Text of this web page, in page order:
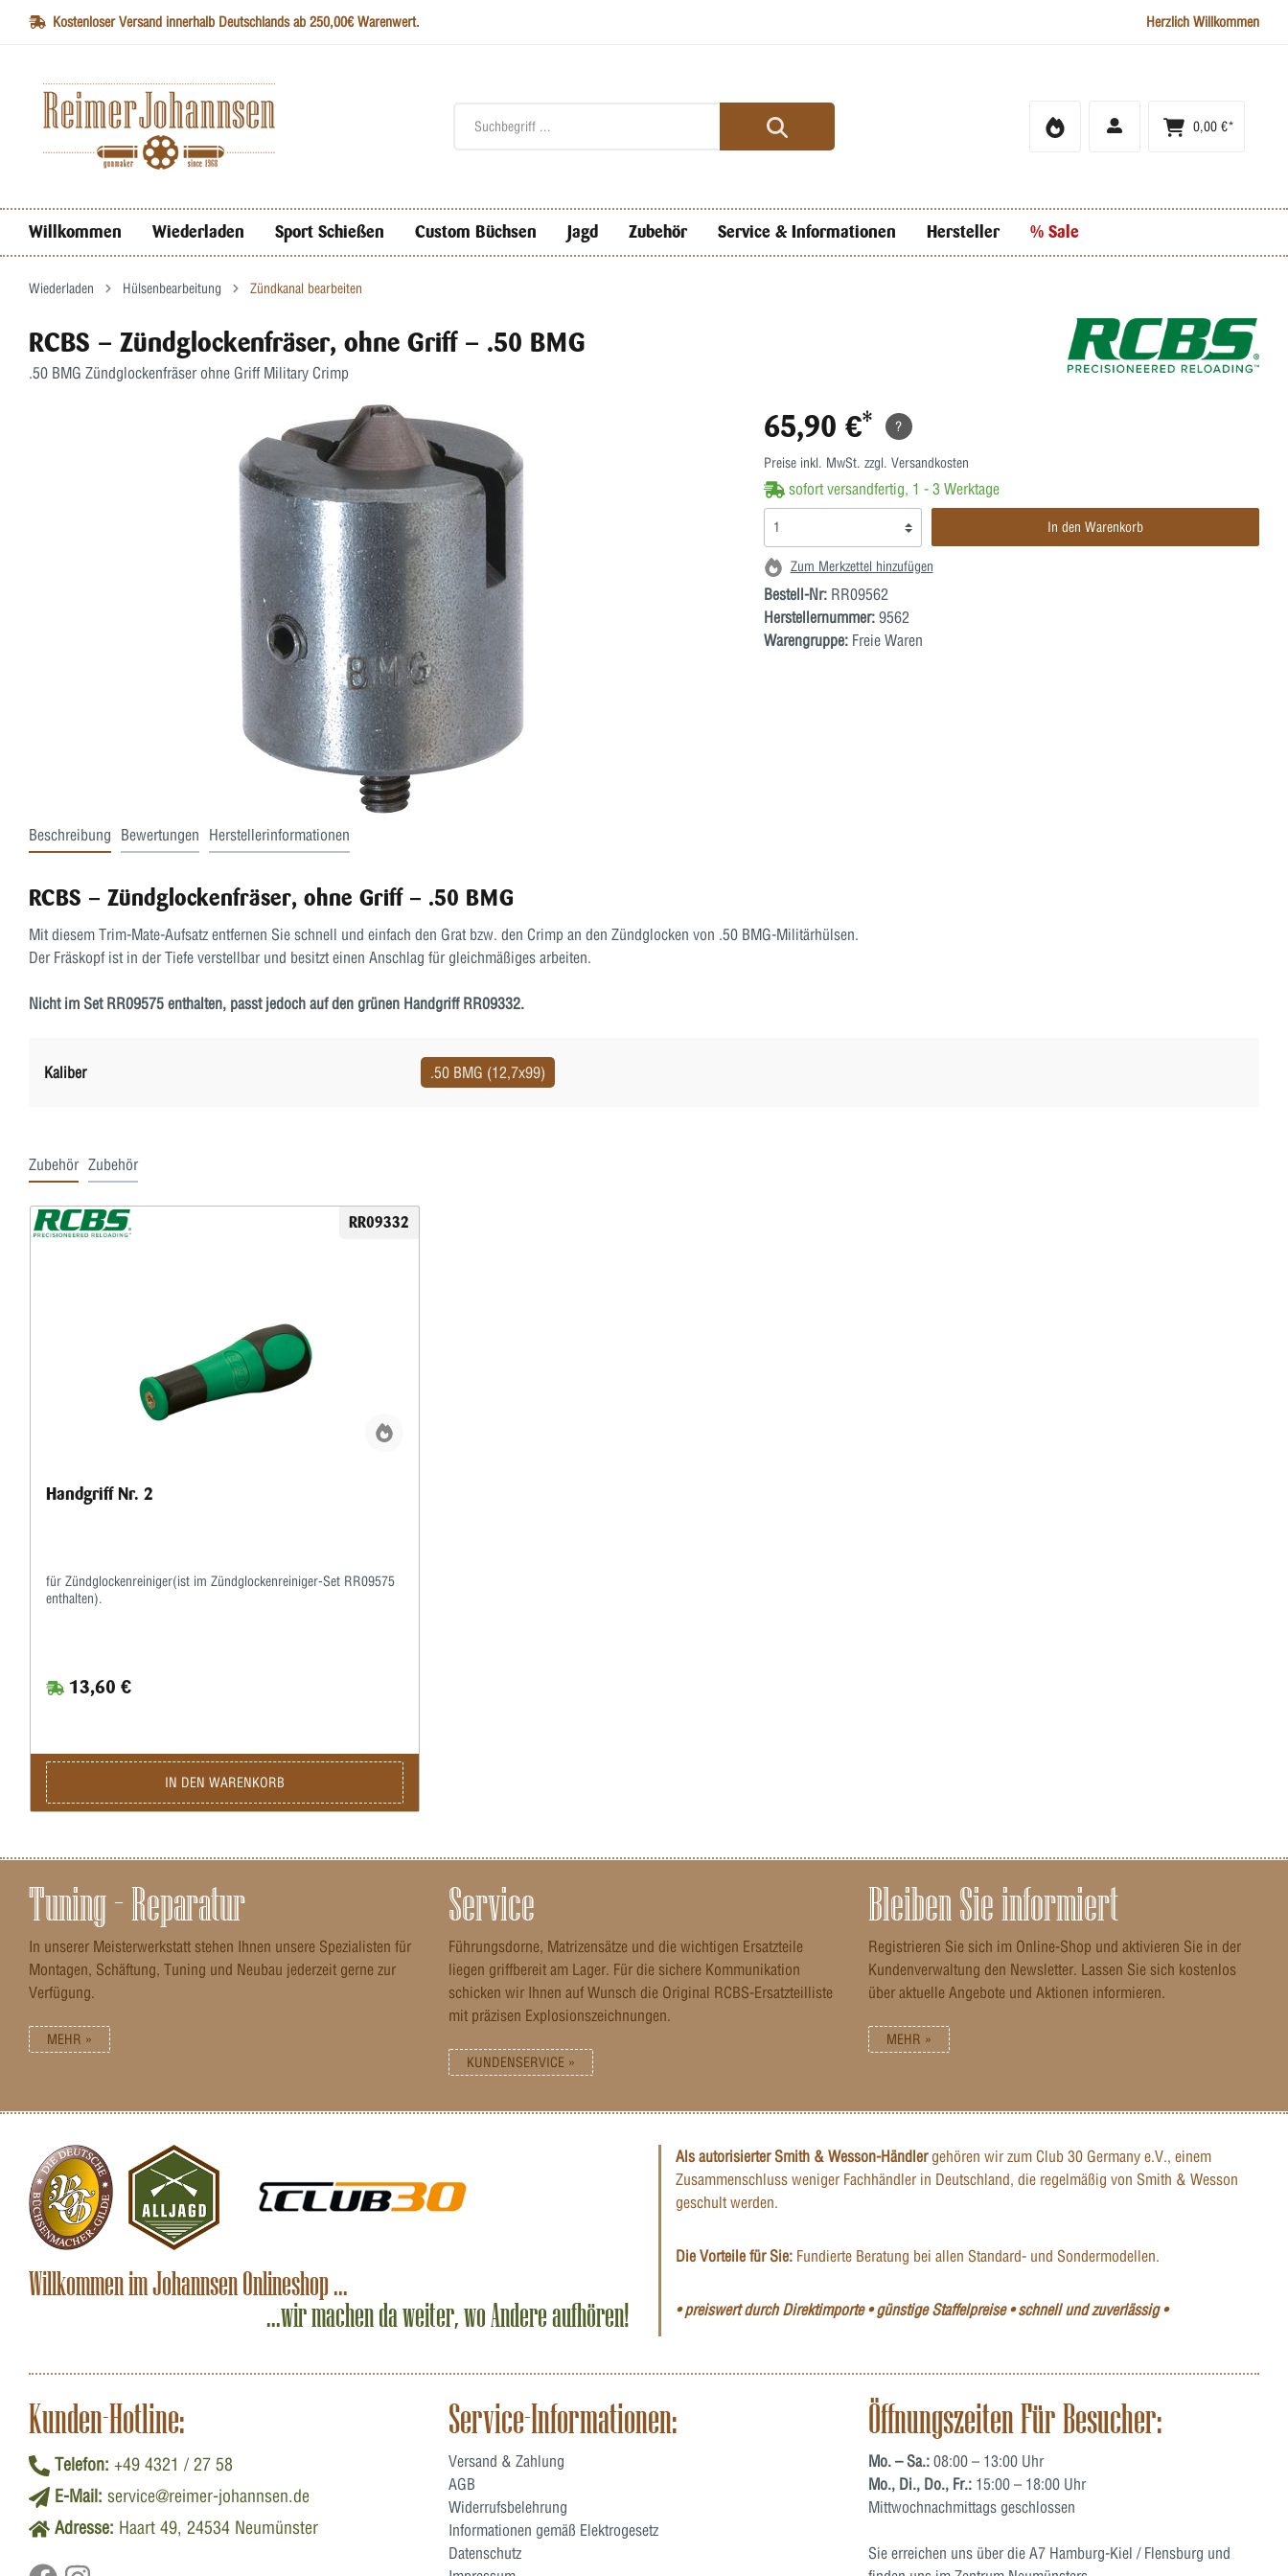
Kostenloser Versand innerhalb Deutschlands ab 250,00€ Warenwert. Herzlich Willkommen
0,00 €*
Willkommen Wiederladen Sport Schießen Custom Büchsen Jagd Zubehör Service & Informationen Hersteller % Sale
Wiederladen Hülsenbearbeitung Zündkanal bearbeiten
RCBS – Zündglockenfräser, ohne Griff – .50 BMG
.50 BMG Zündglockenfräser ohne Griff Military Crimp
65,90 €* ?
Preise inkl. MwSt. zzgl. Versandkosten
sofort versandfertig, 1 - 3 Werktage
In den Warenkorb
Zum Merkzettel hinzufügen
Bestell-Nr: RR09562
Herstellernummer: 9562
Warengruppe:Freie Waren
Beschreibung Bewertungen Herstellerinformationen
RCBS – Zündglockenfräser, ohne Griff – .50 BMG
Mit diesem Trim-Mate-Aufsatz entfernen Sie schnell und einfach den Grat bzw. den Crimp an den Zündglocken von .50 BMG-Militärhülsen.
Der Fräskopf ist in der Tiefe verstellbar und besitzt einen Anschlag für gleichmäßiges arbeiten.
Nicht im Set RR09575 enthalten, passt jedoch auf den grünen Handgriff RR09332.
Kaliber .50 BMG (12,7x99)
Zubehör Zubehör
RR09332
Handgriff Nr. 2
für Zündglockenreiniger(ist im Zündglockenreiniger-Set RR09575
enthalten).
13,60 €
IN DEN WARENKORB
Tuning – Reparatur
In unserer Meisterwerkstatt stehen Ihnen unsere Spezialisten für
Montagen, Schäftung, Tuning und Neubau jederzeit gerne zur
Verfügung.
MEHR »
Service
Führungsdorne, Matrizensätze und die wichtigen Ersatzteile
liegen griffbereit am Lager. Für die sichere Kommunikation
schicken wir Ihnen auf Wunsch die Original RCBS-Ersatzteilliste
mit präzisen Explosionszeichnungen.
KUNDENSERVICE »
Bleiben Sie informiert
Registrieren Sie sich im Online-Shop und aktivieren Sie in der
Kundenverwaltung den Newsletter. Lassen Sie sich kostenlos
über aktuelle Angebote und Aktionen informieren.
MEHR »
Willkommen im Johannsen Onlineshop ...
...wir machen da weiter, wo Andere aufhören!
Als autorisierter Smith & Wesson-Händlergehören wir zum Club 30 Germany e.V., einem
Zusammenschluss weniger Fachhändler in Deutschland, die regelmäßig von Smith & Wesson
geschult werden.
Die Vorteile für Sie: Fundierte Beratung bei allen Standard- und Sondermodellen.
• preiswert durch Direktimporte • günstige Staffelpreise • schnell und zuverlässig •
Kunden-Hotline:
Telefon: +49 4321 / 27 58
E-Mail: service@reimer-johannsen.de
Adresse: Haart 49, 24534 Neumünster
Service-Informationen:
Versand & Zahlung
AGB
Widerrufsbelehrung
Informationen gemäß Elektrogesetz
Datenschutz
Öffnungszeiten Für Besucher:
Mo. – Sa.: 08:00 – 13:00 Uhr
Mo., Di., Do., Fr.: 15:00 – 18:00 Uhr
Mittwochnachmittags geschlossen
Sie erreichen uns über die A7 Hamburg-Kiel / Flensburg und